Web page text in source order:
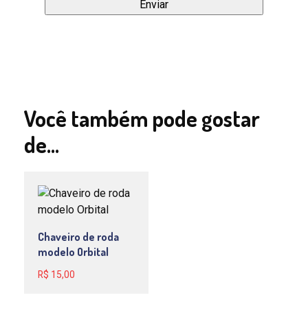
Você também pode gostar
de…
Chaveiro de roda
modelo Orbital
R$ 15,00